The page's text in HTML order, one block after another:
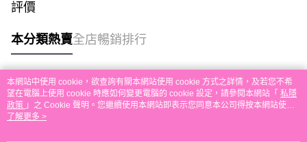
免運費
其他地區配送
評價
本分類熱賣全店暢銷排行
熱門標籤
熱銷排行
本網站中使用 cookie，欲查詢有關本網站使用 cookie 方式之詳情，及若您不希
望在電腦上使用 cookie 時應如何變更電腦的 cookie 設定，請參閱本網站「 私隱
政策 」之 Cookie 聲明。您繼續使用本網站即表示您同意本公司得按本網站使用
條款之 Cookie 聲明使用 cookie。
了解更多 >